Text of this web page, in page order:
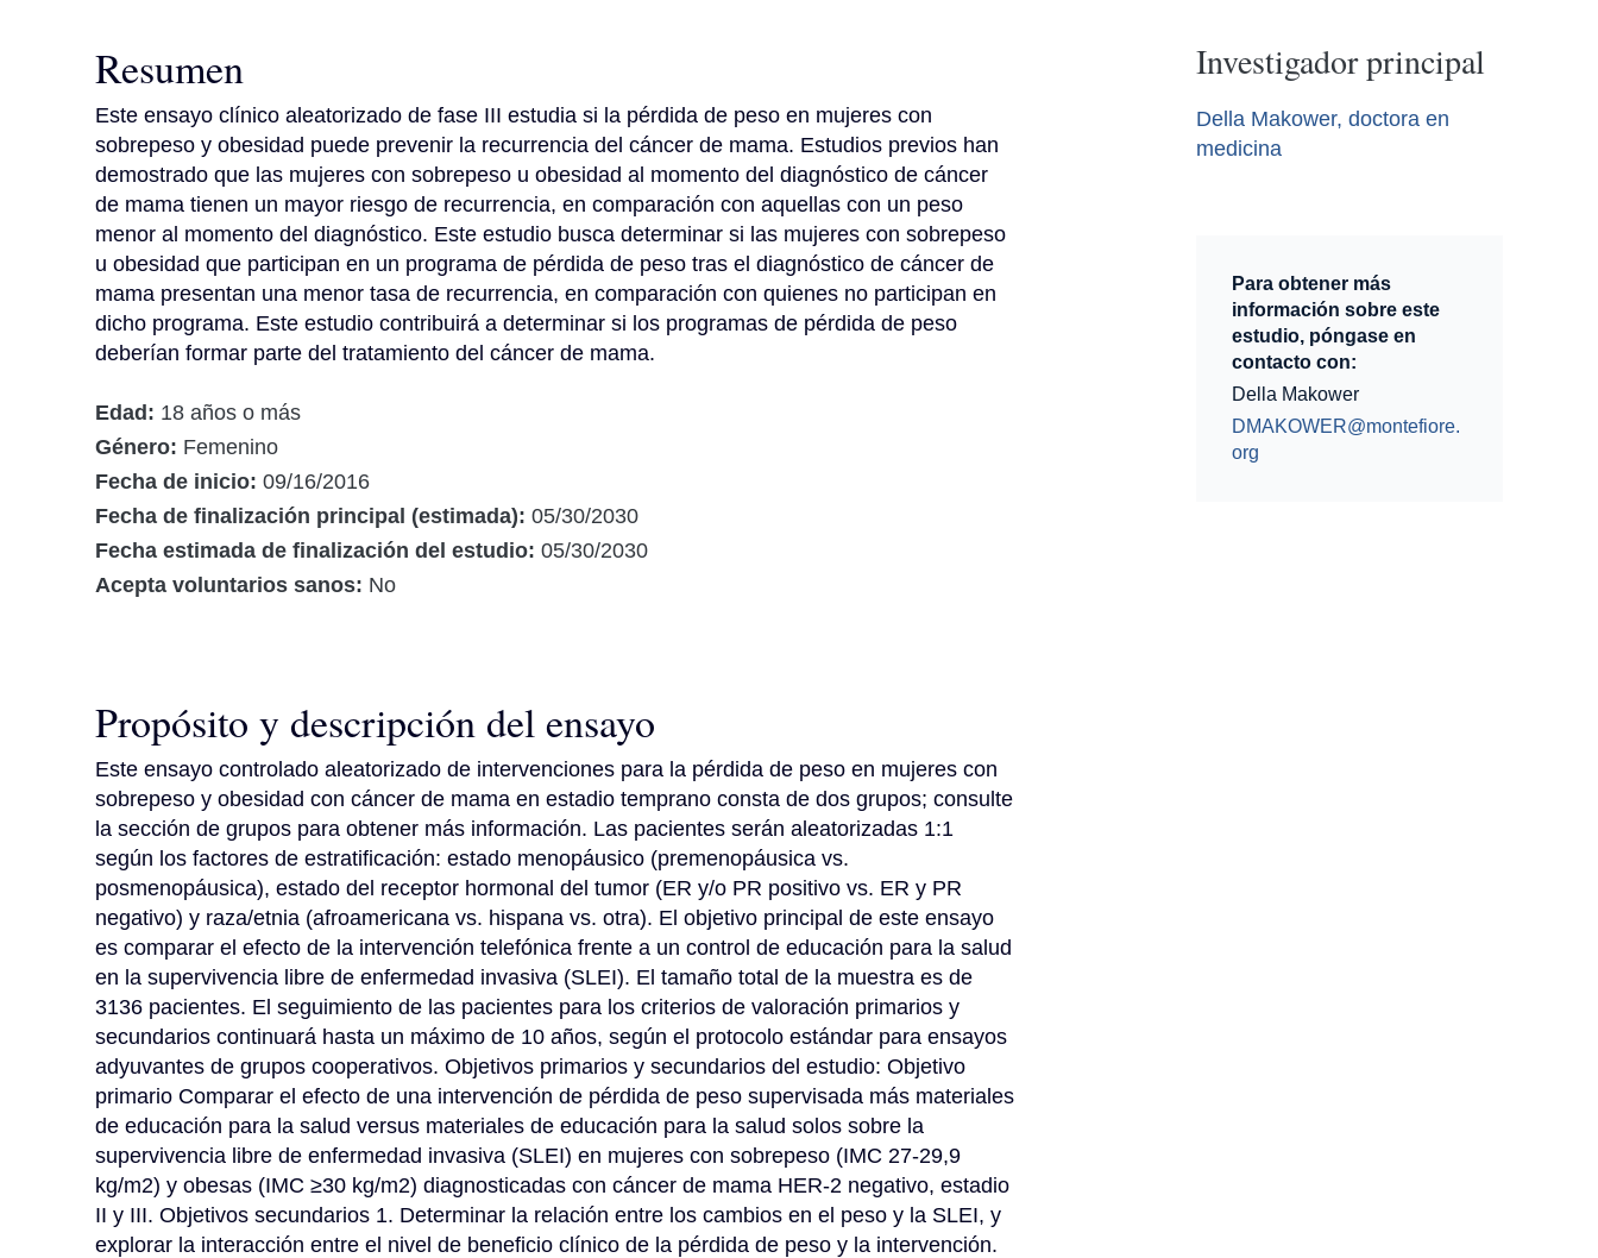
Resumen
Este ensayo clínico aleatorizado de fase III estudia si la pérdida de peso en mujeres con
sobrepeso y obesidad puede prevenir la recurrencia del cáncer de mama. Estudios previos han
demostrado que las mujeres con sobrepeso u obesidad al momento del diagnóstico de cáncer
de mama tienen un mayor riesgo de recurrencia, en comparación con aquellas con un peso
menor al momento del diagnóstico. Este estudio busca determinar si las mujeres con sobrepeso
u obesidad que participan en un programa de pérdida de peso tras el diagnóstico de cáncer de
mama presentan una menor tasa de recurrencia, en comparación con quienes no participan en
dicho programa. Este estudio contribuirá a determinar si los programas de pérdida de peso
deberían formar parte del tratamiento del cáncer de mama.
Edad: 18 años o más
Género: Femenino
Fecha de inicio: 09/16/2016
Fecha de finalización principal (estimada): 05/30/2030
Fecha estimada de finalización del estudio: 05/30/2030
Acepta voluntarios sanos: No
Propósito y descripción del ensayo
Este ensayo controlado aleatorizado de intervenciones para la pérdida de peso en mujeres con
sobrepeso y obesidad con cáncer de mama en estadio temprano consta de dos grupos; consulte
la sección de grupos para obtener más información. Las pacientes serán aleatorizadas 1:1
según los factores de estratificación: estado menopáusico (premenopáusica vs.
posmenopáusica), estado del receptor hormonal del tumor (ER y/o PR positivo vs. ER y PR
negativo) y raza/etnia (afroamericana vs. hispana vs. otra). El objetivo principal de este ensayo
es comparar el efecto de la intervención telefónica frente a un control de educación para la salud
en la supervivencia libre de enfermedad invasiva (SLEI). El tamaño total de la muestra es de
3136 pacientes. El seguimiento de las pacientes para los criterios de valoración primarios y
secundarios continuará hasta un máximo de 10 años, según el protocolo estándar para ensayos
adyuvantes de grupos cooperativos. Objetivos primarios y secundarios del estudio: Objetivo
primario Comparar el efecto de una intervención de pérdida de peso supervisada más materiales
de educación para la salud versus materiales de educación para la salud solos sobre la
supervivencia libre de enfermedad invasiva (SLEI) en mujeres con sobrepeso (IMC 27-29,9
kg/m2) y obesas (IMC ≥30 kg/m2) diagnosticadas con cáncer de mama HER-2 negativo, estadio
II y III. Objetivos secundarios 1. Determinar la relación entre los cambios en el peso y la SLEI, y
explorar la interacción entre el nivel de beneficio clínico de la pérdida de peso y la intervención.
Investigador principal
Della Makower, doctora en
medicina
Para obtener más
información sobre este
estudio, póngase en
contacto con:
Della Makower
DMAKOWER@montefiore.
org